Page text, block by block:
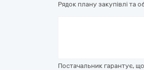
Рядок плану закупівлі та
Постачальник гарантує,